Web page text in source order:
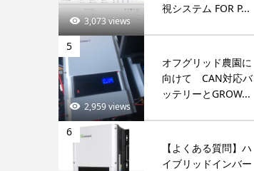
3,073 views
視システム FOR P...
5
2,959 views
オフグリッド農園に
向けて CAN対応バ
ッテリーとGROW...
6
【よくある質問】ハ
イブリッドインバー